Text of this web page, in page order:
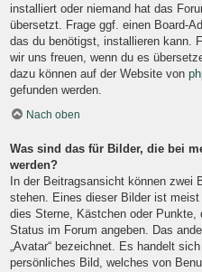
installiert oder niemand hat das
übersetzt. Frage ggf. einen Board-
das du benötigst, installieren kann.
wir uns freuen, wenn du es
dazu können auf der Website von
gefunden werden.
Nach oben
Was sind das für Bilder, die bei
werden?
In der Beitragsansicht können zwei
stehen. Eines dieser Bilder ist
dies Sterne, Kästchen oder Punkte,
Status im Forum angeben. Das
„Avatar“ bezeichnet. Es handelt
persönliches Bild, welches von